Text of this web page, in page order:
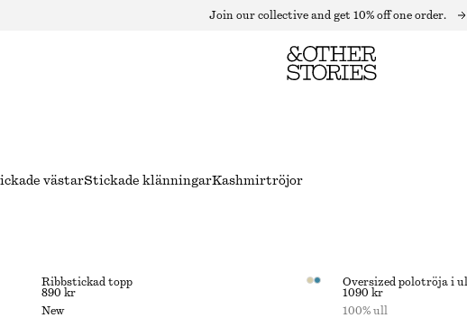
Join our collective and get 10% off one order.
västarStickade klänningarKashmirtröjor
Ribbstickad topp
890 kr
New
Oversized polotröja i ull
1090 kr
100% ull